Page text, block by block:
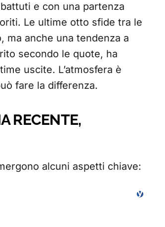
e con una partenza
Le ultime otto sfide tra le
ma anche una tendenza a
secondo le quote, ha
uscite. L’atmosfera è
fare la differenza.
RECENTE,
alcuni aspetti chiave: